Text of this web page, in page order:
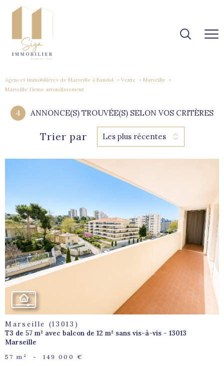
Agences immobilières de Marseille à Bandol Vente
Marseille
Marseille 13eme arrondissement
4 ANNONCE(S) TROUVÉE(S) SELON VOS CRITÈRES
Trier par Les plus récentes
voir le
bien
Marseille (13013)
T3 de 57 m² avec balcon de 12 m² sans vis-à-vis - 13013
Marseille
57 m² - 149 000 €